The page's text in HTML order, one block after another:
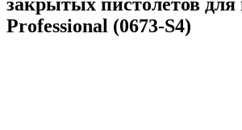
Professional (0673-S4)